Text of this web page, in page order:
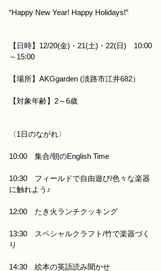
“Happy New Year! Happy Holidays!”
【日時】12/20(金)・21(土)・22(日)　10:00
～15:00
【場所】AKGgarden (淡路市江井682）
【対象年齢】2～6歳
〈1日のながれ〉
10:00　集合/朝のEnglish Time
10:30　フィールドで自由遊び/色々な楽器
に触れよう♪
12:00　たき火ランチクッキング
13:30　スペシャルクラフト/竹で楽器づく
り
14:30　絵本の英語読み聞かせ